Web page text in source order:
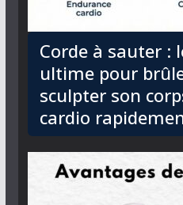
Corde à sauter :
ultime pour
sculpter son
cardio